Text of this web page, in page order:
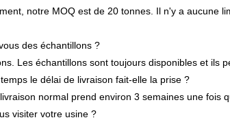
notre MOQ est de 20 tonnes. Il n'y a aucune
des échantillons ?
Les échantillons sont toujours disponibles et ils
le délai de livraison fait-elle la prise ?
normal prend environ 3 semaines une fois
visiter votre usine ?